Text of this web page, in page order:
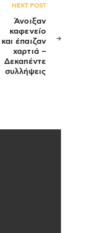
NEXT POST
Άνοιξαν
καφενείο
και έπαιζαν
χαρτιά –
Δεκαπέντε
συλλήψεις